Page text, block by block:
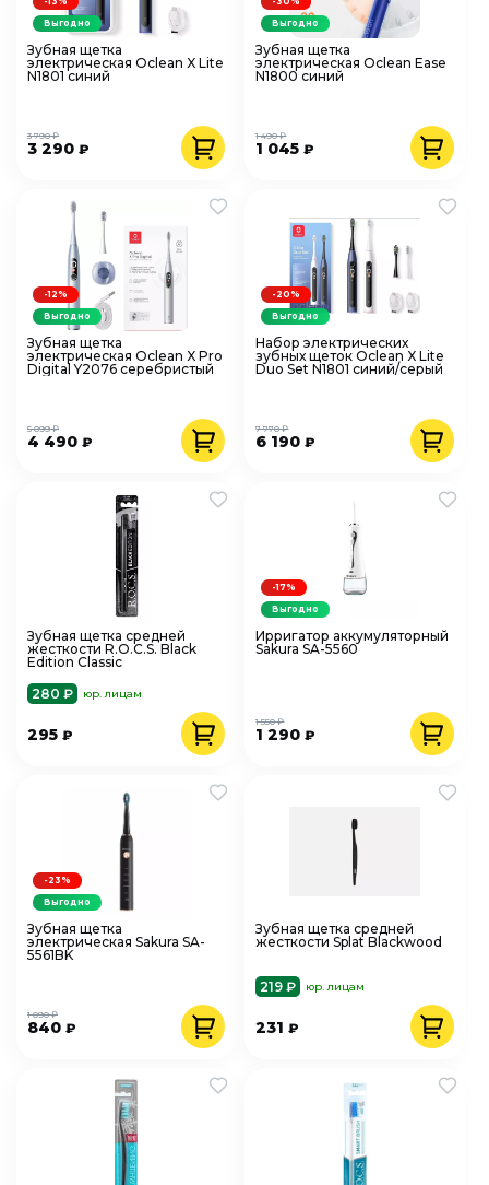
Зубная щетка
электрическая Oclean X Lite
N1801 синий
3 290 ₽
3 790 ₽
Выгодно
Зубная щетка
электрическая Oclean Ease
N1800 синий
1 045₽
1 490 ₽
Выгодно
Зубная щетка
электрическая Oclean X Pro
Digital Y2076 серебристый
4 490 ₽
5 099 ₽
-12%
Выгодно
Набор электрических
зубных щеток Oclean X Lite
Duo Set N1801 синий/серый
6 190₽
7 770 ₽
-20%
Выгодно
Зубная щетка средней
жесткости R.O.C.S. Black
Edition Classic
280 ₽
юр. лицам
295 ₽
Ирригатор аккумуляторный
Sakura SA-5560
1 290₽
1 550 ₽
-17%
Выгодно
Зубная щетка
электрическая Sakura SA-
5561BK
840 ₽
1 090 ₽
-23%
Выгодно
Зубная щетка средней
жесткости Splat Blackwood
219 ₽ юр. лицам
231₽